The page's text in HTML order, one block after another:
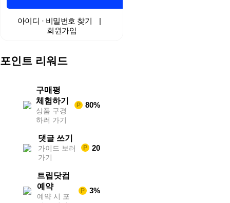
구
중
포
구
스
계
해
아이디 · 비밀번호 찾기
|
회원가입
포인트 리워드
구매평
체험하기
상품 구경
하러 가기
P 80%
댓글 쓰기
가이드 보러
가기
P 20
트립닷컴
예약
예약 시 포
P 3%